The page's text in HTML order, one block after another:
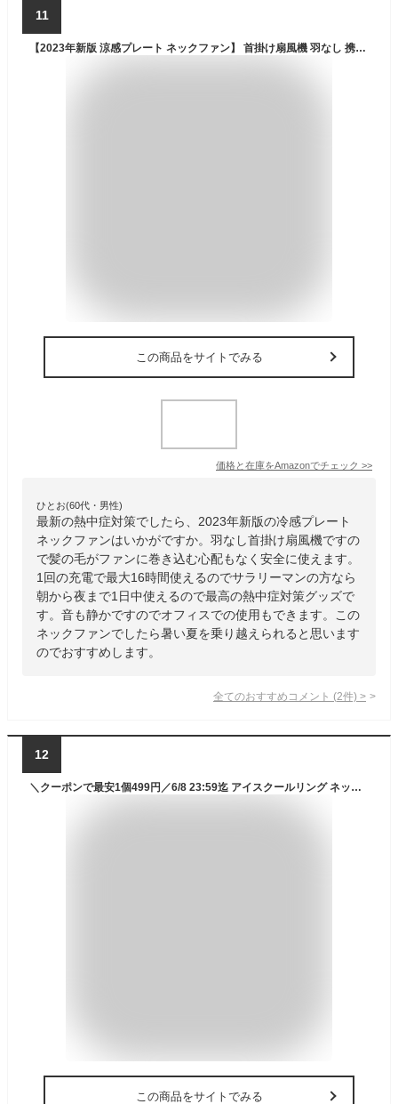
11
【2023年新版 涼感プレート ネックファン】 首掛け扇風機 羽なし 携帯扇風機 軽量 LCD液晶ディスプレイ 16時間連続使用 3段階風量調整 静音設計 Type-C充電式 遠足/スポーツ観戦/アウトドア/運動/通学/家事 マスク蒸れ対策 熱中症対策 夏さ対策 誕生日/母の日/父の日 プレゼント ギフト (ブラック)
この商品をサイトでみる
価格と在庫をAmazonでチェック >>
ひとお(60代・男性)
最新の熱中症対策でしたら、2023年新版の冷感プレート
ネックファンはいかがですか。羽なし首掛け扇風機ですの
で髪の毛がファンに巻き込む心配もなく安全に使えます。
1回の充電で最大16時間使えるのでサラリーマンの方なら
朝から夜まで1日中使えるので最高の熱中症対策グッズで
す。音も静かですのでオフィスでの使用もできます。この
ネックファンでしたら暑い夏を乗り越えられると思います
のでおすすめします。
全てのおすすめコメント (2件) >
12
＼クーポンで最安1個499円／6/8 23:59迄 アイスクールリング ネッククーラー クールリング キッズ 大人 アイスネックリング 冷感リング ひんやりリング ひんやりグッズ クールネック 子供 女の子 男の子 首 冷却 暑さ対策 冷たい 冷感グッズ 送料無料 夏 スポーツ cicibella
この商品をサイトでみる